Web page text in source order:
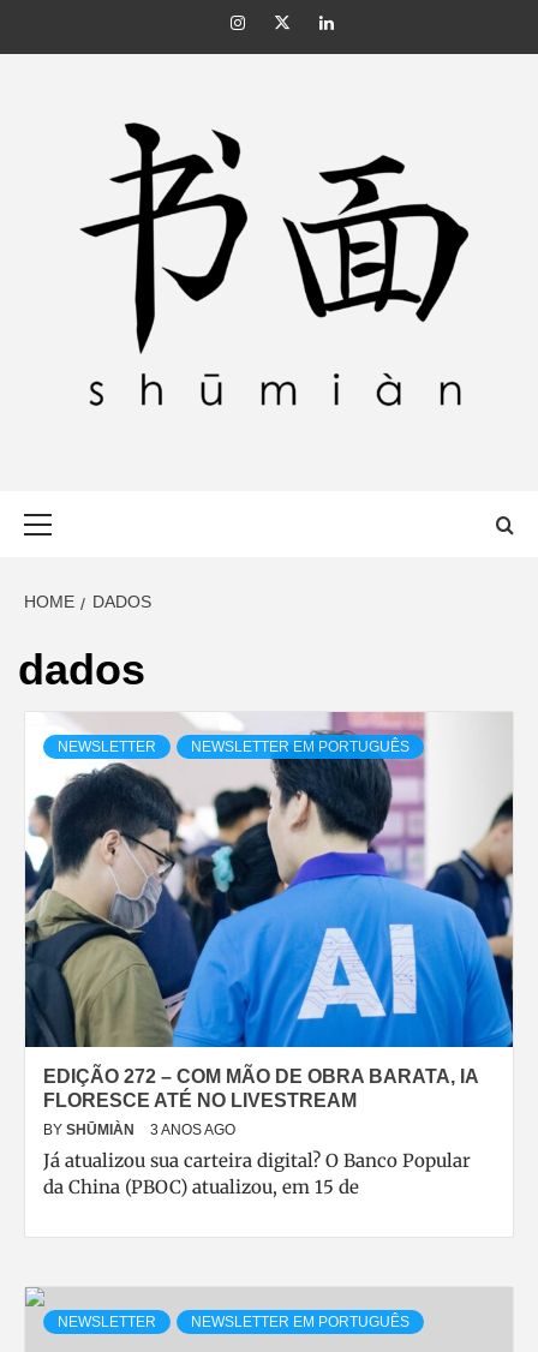
InstagramTwitterLinkedin
HOME DADOS
dados
NEWSLETTER NEWSLETTER EM PORTUGUÊS
EDIÇÃO 272 – COM MÃO DE OBRA BARATA, IA
FLORESCE ATÉ NO LIVESTREAM
BY SHŪMIÀN 3 ANOS AGO
Já atualizou sua carteira digital? O Banco Popular
da China (PBOC) atualizou, em 15 de
NEWSLETTER NEWSLETTER EM PORTUGUÊS